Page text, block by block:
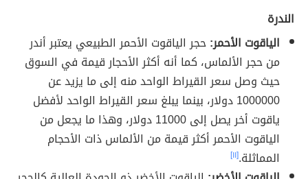
الندرة
الياقوت الأحمر:حجر الياقوت الأحمر الطبيعي يعتبر أندر
من حجر الألماس، كما أنه أكثر الأحجار قيمة في السوق
حيث وصل سعر القيراط الواحد منه إلى ما يزيد عن
1000000 دولار، بينما يبلغ سعر القيراط الواحد لأفضل
ياقوت أخر يصل إلى 11000 دولار، وهذا ما يجعل من
الياقوت الأحمر أكثر قيمة من الألماس ذات الأحجام
المماثلة.[١١]